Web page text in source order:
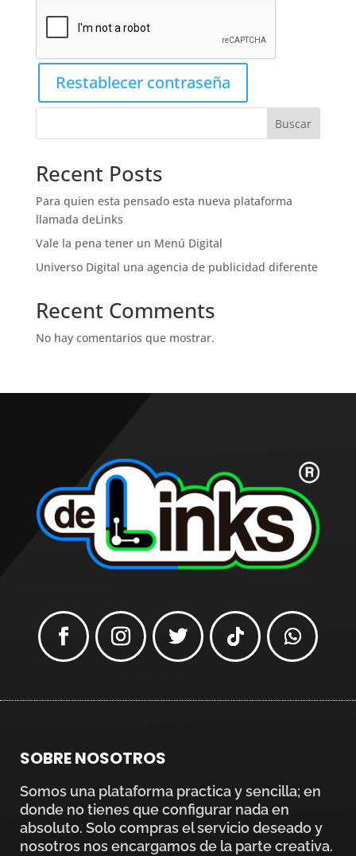
Restablecer contraseña
Buscar
Recent Posts
Para quien esta pensado esta nueva plataforma
llamada deLinks
Vale la pena tener un Menú Digital
Universo Digital una agencia de publicidad diferente
Recent Comments
No hay comentarios que mostrar.
SOBRE NOSOTROS
Somos una plataforma practica y sencilla; en
donde no tienes que configurar nada en
absoluto. Solo compras el servicio deseado y
nosotros nos encargamos de la parte creativa.